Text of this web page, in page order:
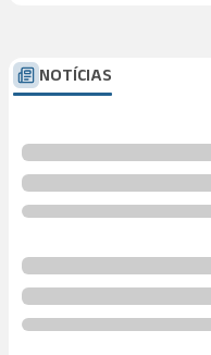
NOTÍCIAS